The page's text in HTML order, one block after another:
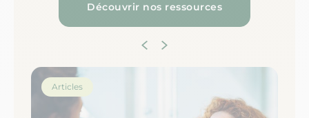
Découvrir nos ressources
Articles